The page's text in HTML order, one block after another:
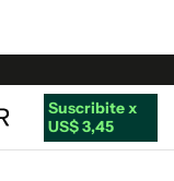
Suscribite x
US$ 3,45